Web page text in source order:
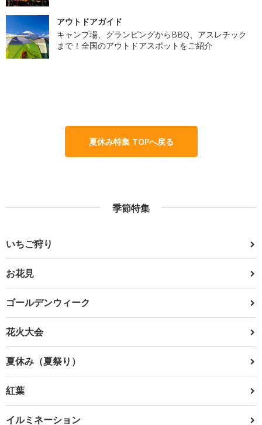
アウトドアガイド
キャンプ場、グランピングからBBQ、アスレチック
まで！全国のアウトドアスポットをご紹介
夏休み特集 TOPへ戻る
季節特集
いちご狩り
お花見
ゴールデンウィーク
花火大会
夏休み（夏祭り）
紅葉
イルミネーション